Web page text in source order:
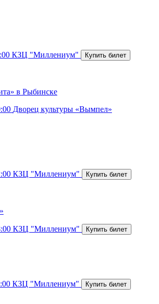
КЗЦ "Миллениум"
в Рыбинске
Дворец культуры «Вымпел»
КЗЦ "Миллениум"
КЗЦ "Миллениум"
КЗЦ "Миллениум"